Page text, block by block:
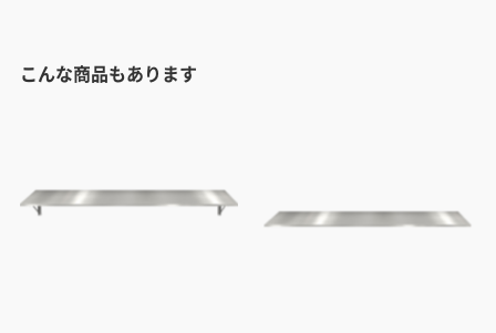
こんな商品もあります